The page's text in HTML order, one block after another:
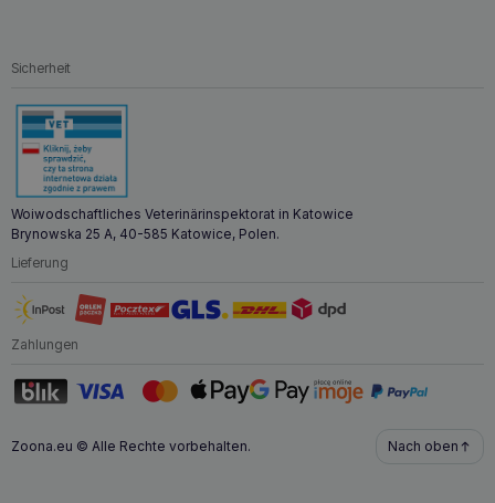
Gelenkknorpels, bildet zusammen mit
Unterstützung der Gelenkgesundheit
Neuseeländischer Miesmuschel
nur mitOmega-3-Fettsäuren
auch die Innovation des Nahrungsergänzungsmittels, das
traditionelle Inhaltsstoffe mit einem modernen Ansatz zur
Nahrungsergänzung für Tiere verbindet.
Sicherheit
Woiwodschaftliches Veterinärinspektorat in Katowice
Brynowska 25 A, 40-585 Katowice, Polen.
Lieferung
Zahlungen
Zoona.eu © Alle Rechte vorbehalten. Nach oben